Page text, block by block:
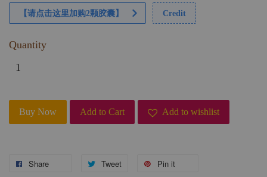
【请点击这里加购2颗胶囊】 Credit
Quantity
Buy Now Add to Cart Add to wishlist
Share Tweet Pin it